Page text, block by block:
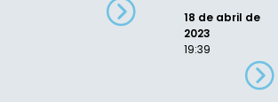
18 de abril de
2023
19:39